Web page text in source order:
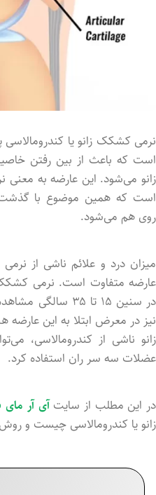
نرمی کشکک زانو یا کندرومالاسی
است که باعث از بین رفتن
زانو می‌شود. این عارضه به معنی
است که همین موضوع با گذشت
روی هم می‌شود.
میزان درد و علائم ناشی از
عارضه متفاوت است. نرمی کشکک
در سنین ۱۵ تا ۳۵
نیز در معرض ابتلا به این عارضه
زانو ناشی از کندرومالاسی،
عضلات سه سر ران استفاده کرد.
در این مطلب از سایتآی آر
زانو یا کندرومالاسی چیست و